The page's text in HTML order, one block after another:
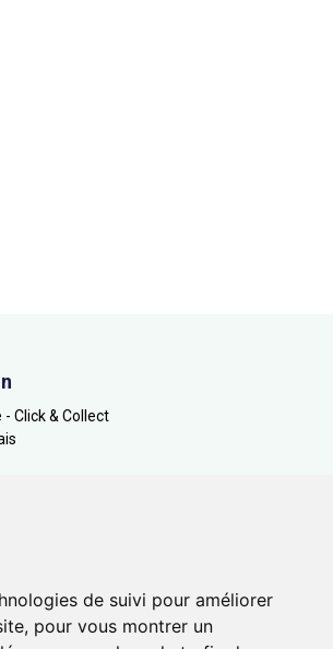
de suivi pour améliorer
pour vous montrer un
Click & Collect